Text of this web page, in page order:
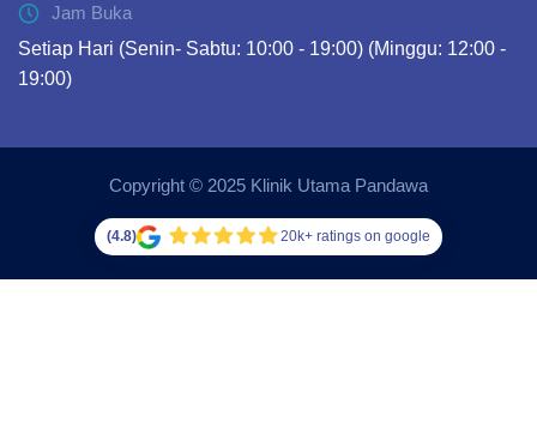
Jam Buka
Setiap Hari (Senin- Sabtu: 10:00 - 19:00) (Minggu: 12:00 -
19:00)
Copyright © 2025 Klinik Utama Pandawa
(4.8) 20k+ ratings on google